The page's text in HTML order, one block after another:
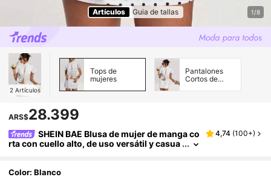
Artículos Guia de tallas 1/8
2 Artículos
Tops de
mujeres
Pantalones
Cortos de
ARS$28.399
SHEIN BAE Blusa de mujer de manga co
rta con cuello alto, de uso versátil y casua
4,74 (100+)
Color: Blanco